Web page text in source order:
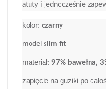
atuty i jednocześnie
kolor: czarny
model slim fit
materiał: 97% bawełna,
zapięcie na guziki po